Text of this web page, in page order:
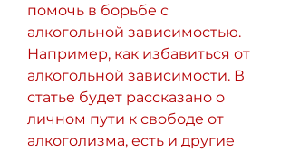
помочь в борьбе с
алкогольной зависимостью.
Например, как избавиться от
алкогольной зависимости. В
статье будет рассказано о
личном пути к свободе от
алкоголизма, есть и другие